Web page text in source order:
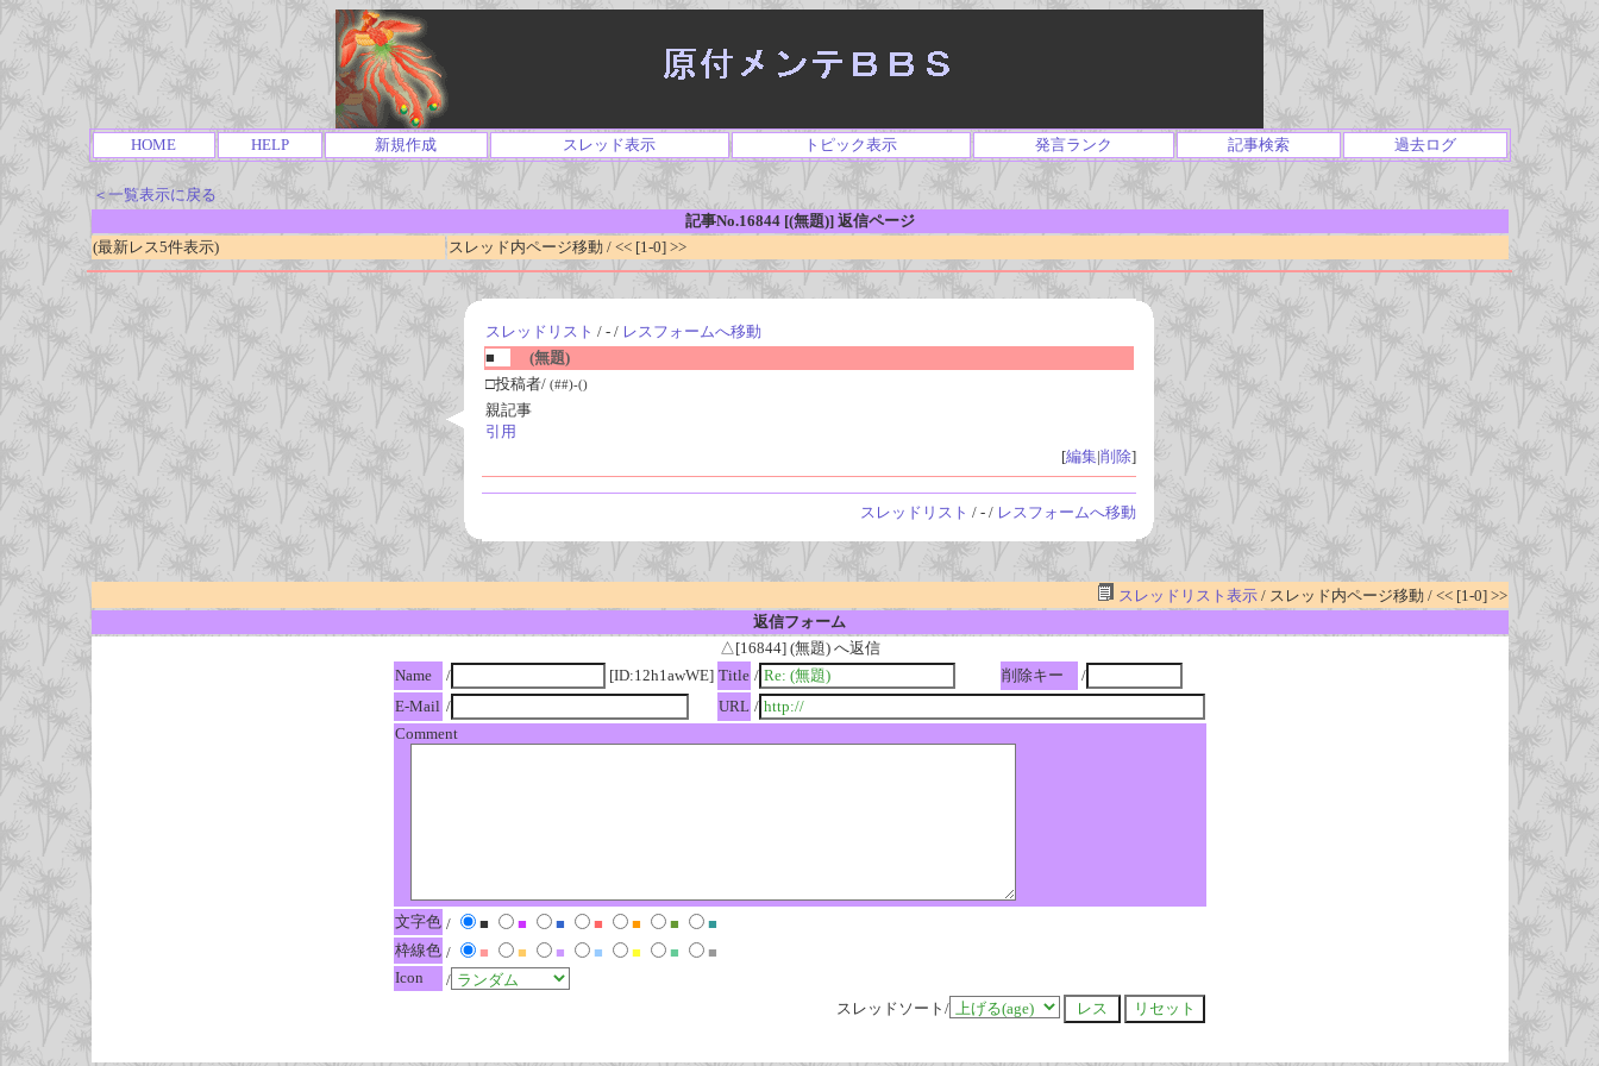
HOME HELP 新規作成 スレッド表示 トピック表示 発言ランク 記事検索 過去ログ
＜一覧表示に戻る
記事No.16844 [(無題)] 返信ページ
(最新レス5件表示)
スレッド内ページ移動 / << [1-0] >>
スレッドリスト / - / レスフォームへ移動
■
(無題)
□投稿者/ (##)-()
親記事
引用
[編集|削除]
スレッドリスト / - / レスフォームへ移動
スレッドリスト表示/ スレッド内ページ移動 / << [1-0] >>
返信フォーム
△[16844] (無題) へ返信
Name
/ [ID:12h1awWE] Title / 削除キー
/
E-Mail / URL /
Comment
文字色 / ■ ■ ■ ■ ■ ■
■
枠線色 / ■ ■ ■ ■ ■ ■
■
Icon
/
スレッドソート/